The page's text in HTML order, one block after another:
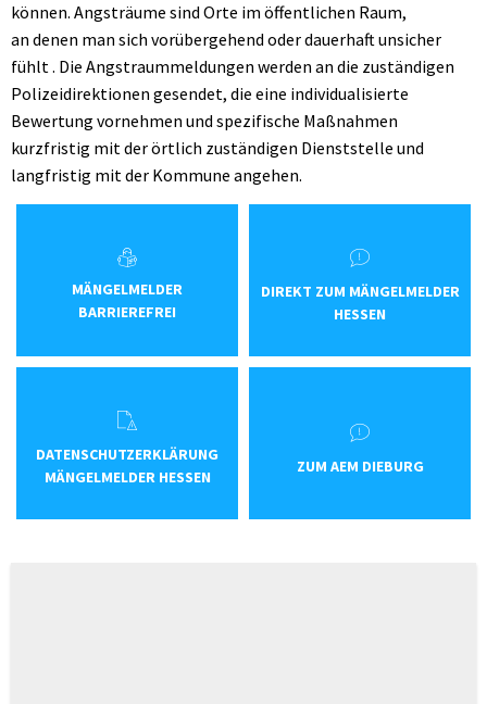
können. Angsträume sind Orte im öffentlichen Raum,
an denen man sich vorübergehend oder dauerhaft unsicher
fühlt . Die Angstraummeldungen werden an die zuständigen
Polizeidirektionen gesendet, die eine individualisierte
Bewertung vornehmen und spezifische Maßnahmen
kurzfristig mit der örtlich zuständigen Dienststelle und
langfristig mit der Kommune angehen.
MÄNGELMELDER
BARRIEREFREI
DIREKT ZUM MÄNGELMELDER
HESSEN
DATENSCHUTZERKLÄRUNG
MÄNGELMELDER HESSEN
ZUM AEM DIEBURG